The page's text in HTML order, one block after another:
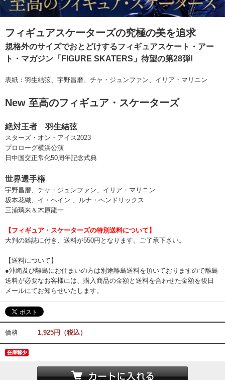
フィギュアスケーターズの究極の美を追求
規格外のサイズでおとどけするフィギュアスケート・アー
ト・マガジン「FIGURE SKATERS」待望の第28弾!
表紙：羽生結弦、宇野昌磨、チャ・ジュンファン、イリア・マリニン
New 至高のフィギュア・スケーターズ
絶対王者 羽生結弦
スターズ・オン・アイス2023
プロローグ横浜公演
日中国交正常化50周年記念式典
世界選手権
宇野昌磨、チャ・ジュンファン、イリア・マリニン
坂本花織、イ・ヘイン 、ルナ・ヘンドリックス
三浦璃来＆木原龍一
【フィギュア・スケーターズの特別送料について】
大判の雑誌に付き、送料が550円となります。ご了承下さい。
【送料について】
●沖縄及び離島にお住まいの方は別途離島送料を頂いておりますので離島
送料が必要なお客様には、購入商品の金額と送料を合わせた金額を後日
メールにてお知らせいたします。
価格 1,925円（税込）